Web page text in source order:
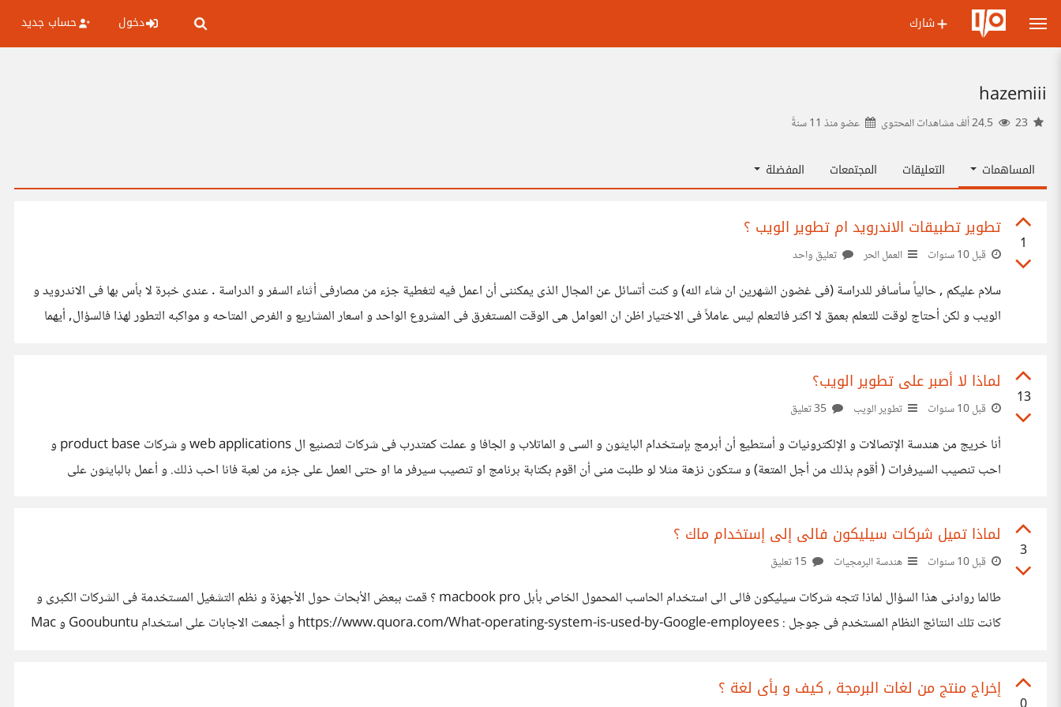
شارك دخول حساب جديد
hazemiii
عضو منذ 11 سنةً
المساهمات التعليقات المجتمعات المفضلة
1
تطوير تطبيقات الاندرويد ام تطوير الويب ؟
قبل 10 سنوات العمل الحر تعليق واحد
سلام عليكم , حالياً سأسافر للدراسة (فى غضون الشهرين ان شاء الله) و كنت أتسائل عن المجال الذى يمكننى أن اعمل فيه لتغطية جزء من مصارفى أثناء السفر و الدراسة . عندى خبرة لا بأس بها فى الاندرويد و
الويب و لكن أحتاج لوقت للتعلم بعمق لا اكثر فالتعلم ليس عاملاً فى الاختيار اظن ان العوامل هى الوقت المستغرق فى المشروع الواحد و اسعار المشاريع و الفرص المتاحه و مواكبه التطور لهذا فالسؤال, أيهما
13
لماذا لا أصبر على تطوير الويب؟
قبل 10 سنوات تطوير الويب
أنا خريج من هندسة الإتصالات و الإلكترونيات و أستطيع أن أبرمج بإستخدام البايثون و السى و الماتلاب و الجافا و عملت كمتدرب فى شركات لتصنيع ال web applications و شركات product base و
احب تنصيب السيرفرات ( أقوم بذلك من أجل المتعة) و ستكون نزهة مثلا لو طلبت منى أن اقوم بكتابة برنامج او تنصيب سيرفر ما او حتى العمل على جزء من لعبة فانا احب ذلك. و أعمل بالبايثون على
3
لماذا تميل شركات سيليكون فالى إلى إستخدام ماك ؟
قبل 10 سنوات هندسة البرمجيات
طالما روادنى هذا السؤال لماذا تتجه شركات سيليكون فالى الى استخدام الحاسب المحمول الخاص بأبل macbook pro ؟ قمت ببعض الأبحاث حول الأجهزة و نظم التشغيل المستخدمة فى الشركات الكبرى و
كانت تلك النتائج النظام المستخدم فى جوجل : https://www.quora.com/What-operating-system-is-used-by-Google-employees و أجمعت الاجابات على استخدام Gooubuntu و Mac
https://www.quora.com/Which-operating-system-do-Facebook-engineers-use التى يظهر فيها غلبة ال OSX السؤال الذى أسأله كمهندس
إخراج منتج من لغات البرمجة , كيف و بأى لغة ؟